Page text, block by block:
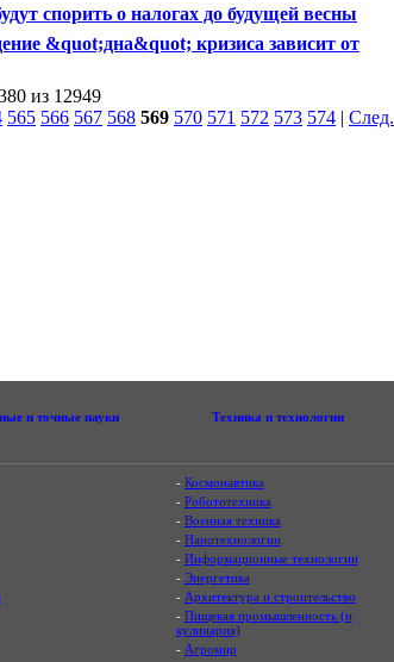
спорить о налогах до будущей весны
&quot;дна&quot; кризиса зависит от
из 12949
565 566 567 568 569 570 571 572 573 574 | След.
и точные науки Техника и технологии
- Космонавтика
- Робототехника
- Военная техника
- Нанотехнологии
- Информационные технологии
- Энергетика
- Архитектура и строительство
- Пищевая промышленность (и
кулинария)
- Агромир